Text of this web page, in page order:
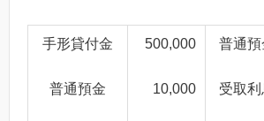
手形貸付金
普通預金
500,000
10,000
普通預
受取利